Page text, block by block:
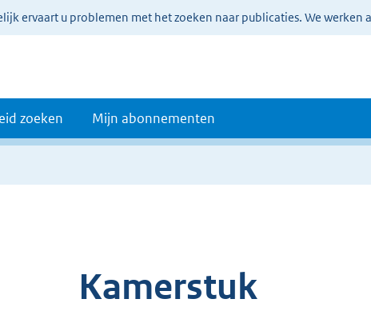
ervaart u problemen met het zoeken naar publicaties. We werken
zoeken Mijn abonnementen
Kamerstuk